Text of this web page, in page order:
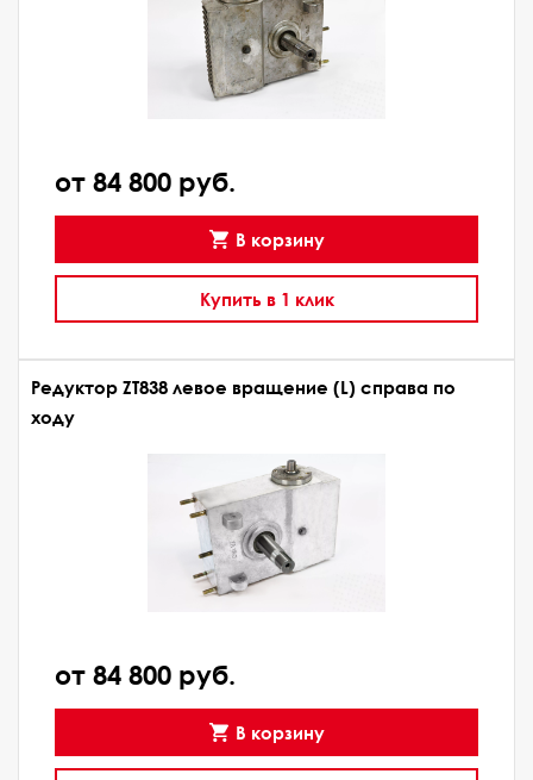
от 84 800 руб.
В корзину
Купить в 1 клик
Редуктор ZT838 левое вращение (L) справа по
ходу
от 84 800 руб.
В корзину